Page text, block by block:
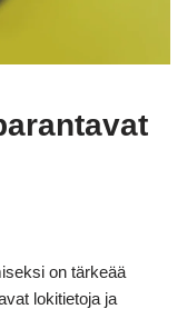
on tärkeää
lokitietoja ja